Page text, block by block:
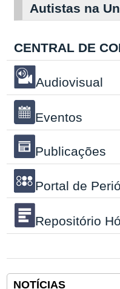
Autistas na
CENTRAL DE
Audiovisual
Eventos
Publicações
Portal de
Repositório
NOTÍCIAS